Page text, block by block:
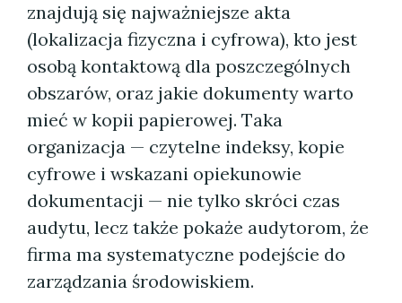
znajdują się najważniejsze akta
(lokalizacja fizyczna i cyfrowa), kto jest
osobą kontaktową dla poszczególnych
obszarów, oraz jakie dokumenty warto
mieć w kopii papierowej. Taka
organizacja — czytelne indeksy, kopie
cyfrowe i wskazani opiekunowie
dokumentacji — nie tylko skróci czas
audytu, lecz także pokaże audytorom, że
firma ma systematyczne podejście do
zarządzania środowiskiem.